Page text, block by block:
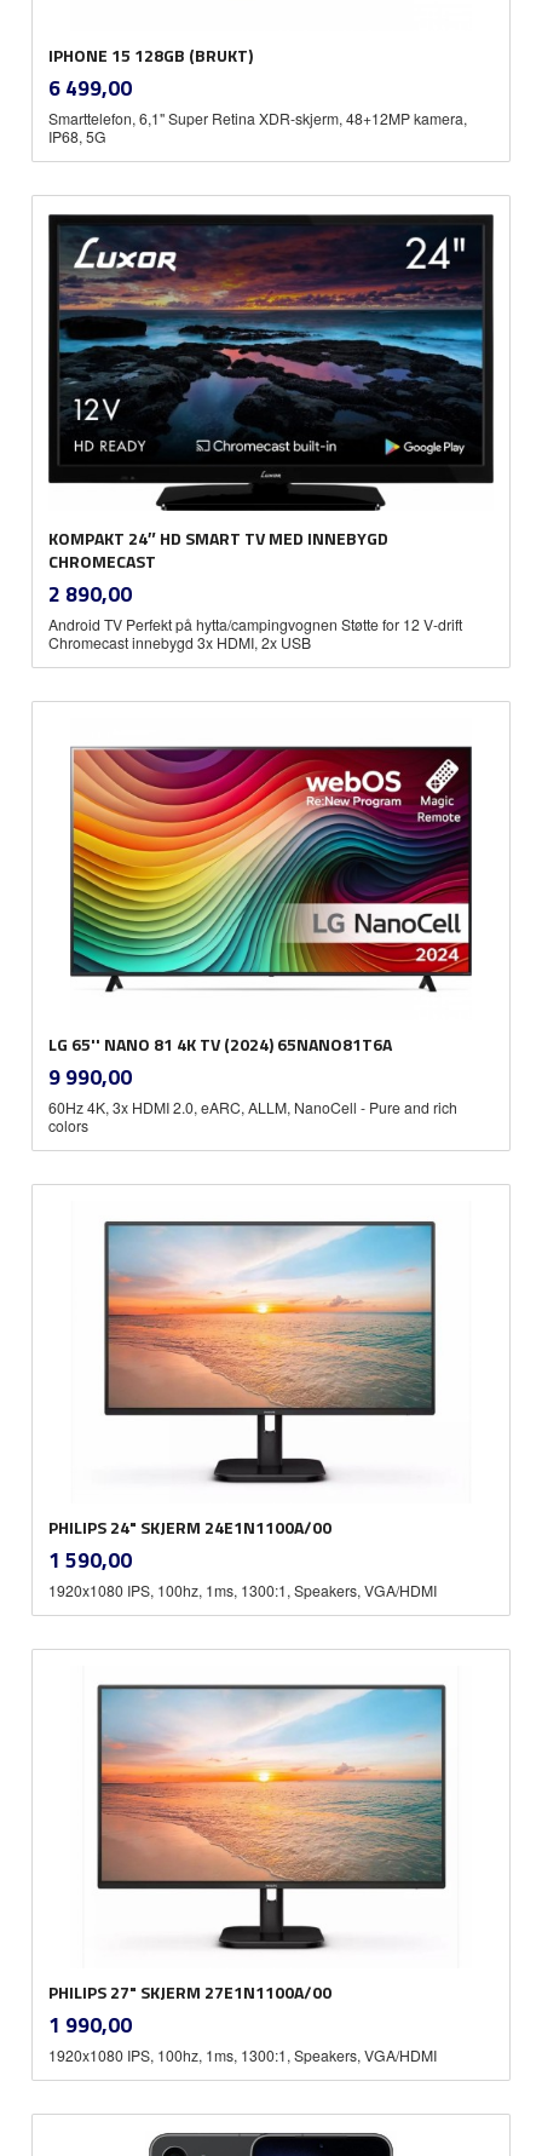
IPHONE 15 128GB (BRUKT)
Pris
6 499,00mva.
Smarttelefon, 6,1" Super Retina XDR-skjerm, 48+12MP kamera,
IP68, 5G
KOMPAKT 24″ HD SMART TV MED INNEBYGD
CHROMECAST
Pris
2 890,00mva.
Android TV Perfekt på hytta/campingvognen Støtte for 12 V-drift
Chromecast innebygd 3x HDMI, 2x USB
LG 65'' NANO 81 4K TV (2024) 65NANO81T6A
Pris
9 990,00mva.
60Hz 4K, 3x HDMI 2.0, eARC, ALLM, NanoCell - Pure and rich
colors
PHILIPS 24" SKJERM 24E1N1100A/00
Pris
1 590,00mva.
1920x1080 IPS, 100hz, 1ms, 1300:1, Speakers, VGA/HDMI
PHILIPS 27" SKJERM 27E1N1100A/00
Pris
1 990,00mva.
1920x1080 IPS, 100hz, 1ms, 1300:1, Speakers, VGA/HDMI